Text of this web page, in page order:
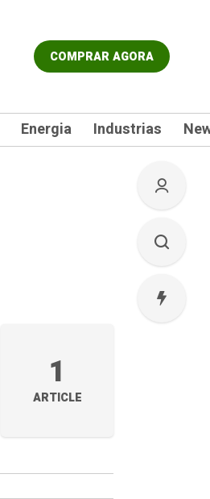
COMPRAR AGORA
Energia Industrias
1
ARTICLE